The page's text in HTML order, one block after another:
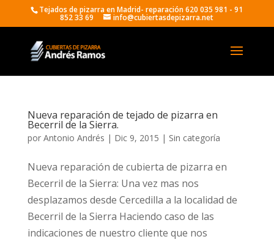
Tejados de pizarra en Madrid- reparación 620 035 981 - 91
852 33 69 info@cubiertasdepizarra.net
Nueva reparación de tejado de pizarra en
Becerril de la Sierra.
por Antonio Andrés | Dic 9, 2015 | Sin categoría
Nueva reparación de cubierta de pizarra en
Becerril de la Sierra: Una vez mas nos
desplazamos desde Cercedilla a la localidad de
Becerril de la Sierra Haciendo caso de las
indicaciones de nuestro cliente que nos